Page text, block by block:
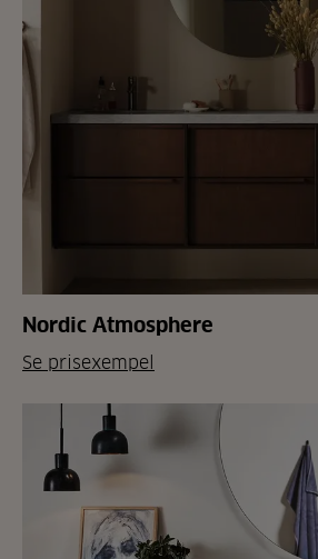
Nordic Atmosphere
Se prisexempel